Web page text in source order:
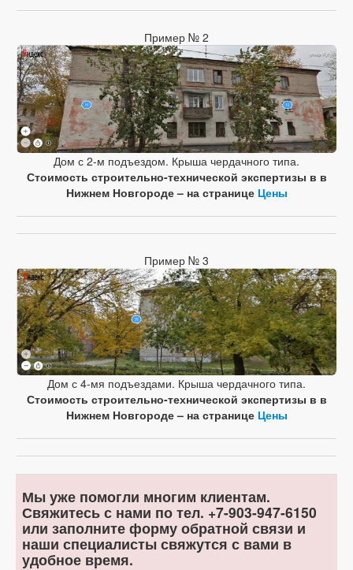
Пример № 2
Дом с 2-м подъездом. Крыша чердачного типа.
Стоимость строительно-технической экспертизы в в
Нижнем Новгороде – на странице Цены
Пример № 3
Дом с 4-мя подъездами. Крыша чердачного типа.
Стоимость строительно-технической экспертизы в в
Нижнем Новгороде – на странице Цены
Мы уже помогли многим клиентам.
Свяжитесь с нами по тел. +7-903-947-6150
или заполните форму обратной связи и
наши специалисты свяжутся с вами в
удобное время.